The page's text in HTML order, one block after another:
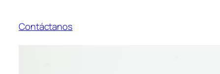
Contáctanos